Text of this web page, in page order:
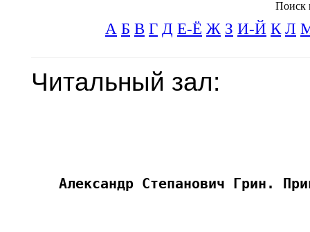
Поиск
А Б В Г Д Е-Ё Ж З И-Й К Л
Читальный зал: